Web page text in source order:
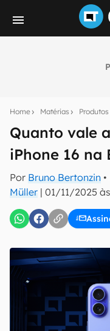
Home Matérias Produtos
Quanto vale
iPhone 16 na
Por Bruno Bertonzin
Müller | 01/11/2025
notícias e reviews
E-mail
Uso e Política de